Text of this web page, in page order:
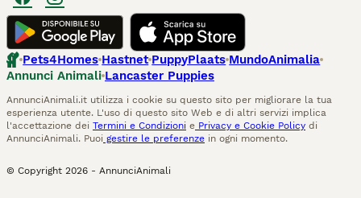
Pets4Homes Hastnet PuppyPlaats MundoAnimalia
Annunci Animali Lancaster Puppies
AnnunciAnimali.it utilizza i cookie su questo sito per migliorare la tua
esperienza utente. L'uso di questo sito Web e di altri servizi implica
l'accettazione dei Termini e Condizioni e Privacy e Cookie Policy di
AnnunciAnimali. Puoi gestire le preferenze in ogni momento.
© Copyright 2026 - AnnunciAnimali